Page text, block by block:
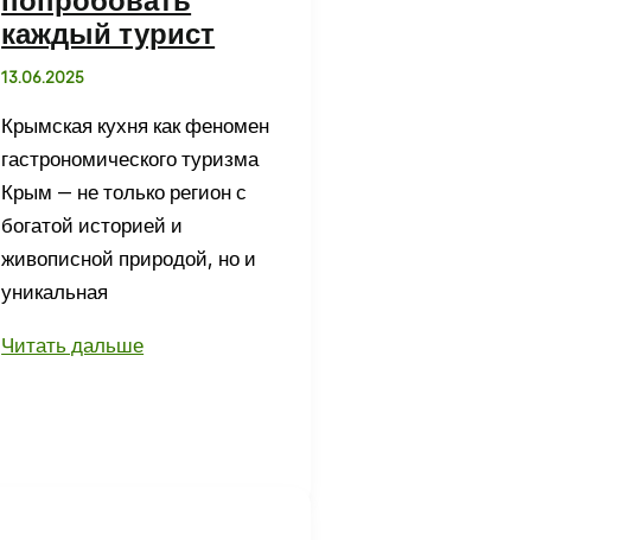
каждый турист
13.06.2025
Крымская кухня как феномен
гастрономического туризма
Крым — не только регион с
богатой историей и
живописной природой, но и
уникальная
Крымская
Читать дальше